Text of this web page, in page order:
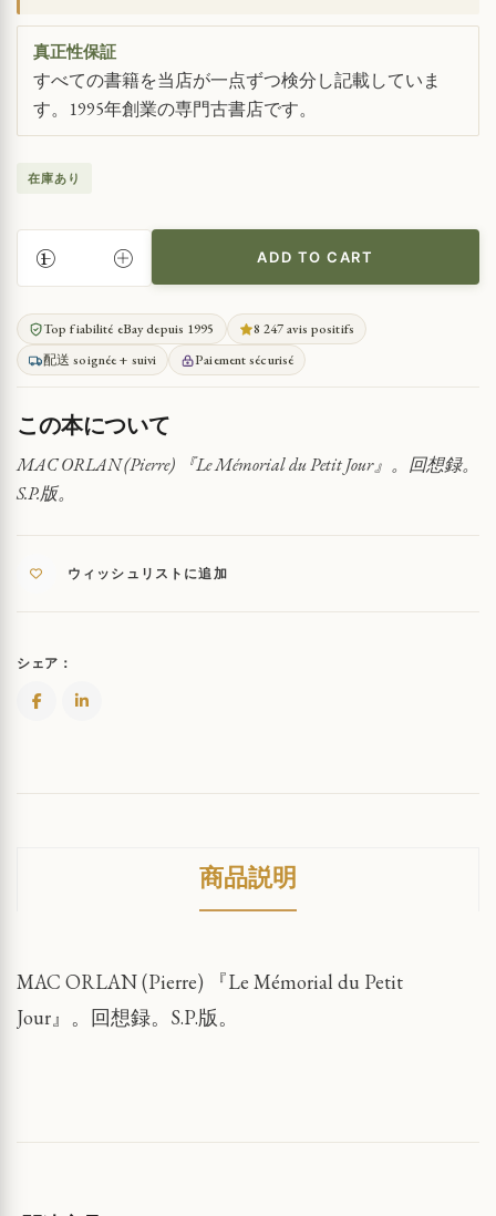
真正性保証
すべての書籍を当店が一点ずつ検分し記載していま
す。1995年創業の専門古書店です。
在庫あり
け
の
記
念
QUANTITY
ADD TO CART
Top fiabilité eBay depuis 1995
8 247 avis positifs
配送 soignée + suivi
Paiement sécurisé
この本について
MAC ORLAN (Pierre) 『Le Mémorial du Petit Jour』。回想録。
S.P.版。
ウィッシュリストに追加
シェア：
商品説明
MAC ORLAN (Pierre) 『Le Mémorial du Petit
Jour』。回想録。S.P.版。